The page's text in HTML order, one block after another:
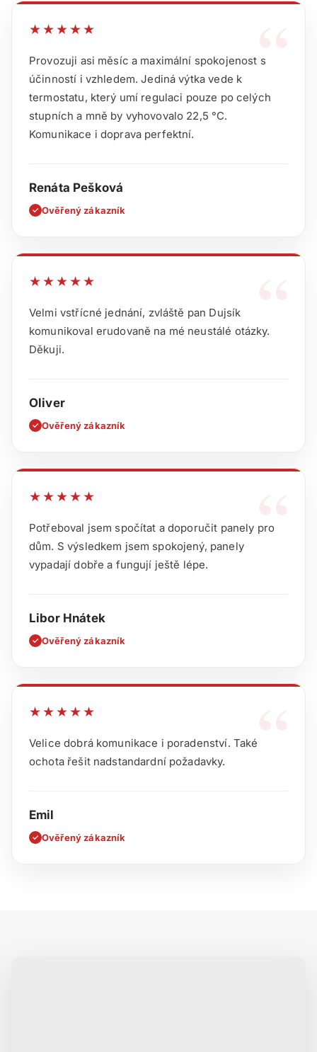
“
★★★★★
Provozuji asi měsíc a maximální spokojenost s
účinností i vzhledem. Jediná výtka vede k
termostatu, který umí regulaci pouze po celých
stupních a mně by vyhovovalo 22,5 °C.
Komunikace i doprava perfektní.
Renáta Pešková
✓ Ověřený zákazník
★★★★★
Velmi vstřícné jednání, zvláště pan Dujsík
komunikoval erudovaně na mé neustálé otázky.
Děkuji.
Oliver
✓ Ověřený zákazník
“
★★★★★
Potřeboval jsem spočítat a doporučit panely pro
dům. S výsledkem jsem spokojený, panely
vypadají dobře a fungují ještě lépe.
Libor Hnátek
✓ Ověřený zákazník
★★★★★
Velice dobrá komunikace i poradenství. Také
ochota řešit nadstandardní požadavky.
Emil
✓ Ověřený zákazník